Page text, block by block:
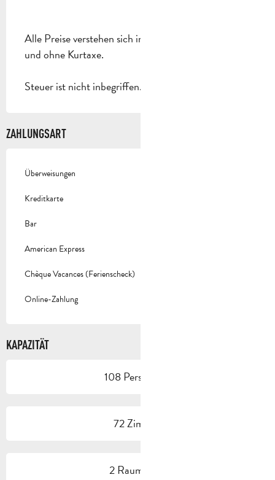
Alle Preise verstehen sich inklusive Mehrwertsteuer
und ohne Kurtaxe.
Steuer ist nicht inbegriffen.
ZAHLUNGSART
Überweisungen
Kreditkarte
Bar
American Express
Chèque Vacances (Ferienscheck)
Online-Zahlung
KAPAZITÄT
108 Person(en)
72 Zimmer
2 Raum/Saal